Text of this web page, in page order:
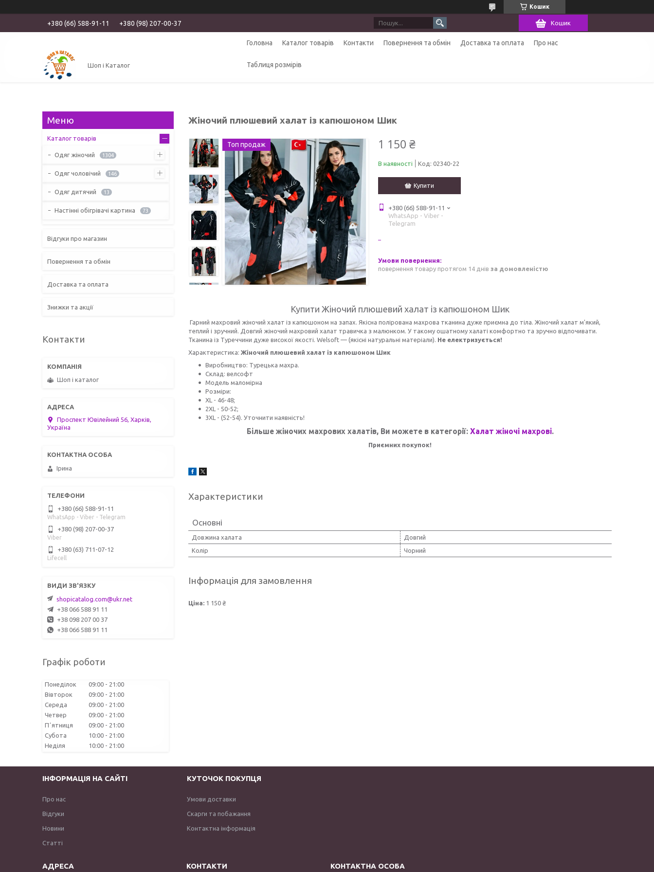
Кошик
+380 (66) 588-91-11 +380 (98) 207-00-37 Кошик
Шоп і Каталог
Головна Каталог товарів Контакти Повернення та обмін Доставка та оплата Про нас
Таблиця розмірів
Жіночий плюшевий халат із капюшоном Шик
Топ продаж 1 150 ₴
В наявності Код: 02340-22
Купити
+380 (66) 588-91-11
WhatsApp - Viber -
Telegram
повернення товару протягом 14 днів за домовленістю
Купити Жіночий плюшевий халат із капюшоном Шик
Гарний махровий жіночий халат із капюшоном на запах. Якісна полірована махрова тканина дуже приємна до тіла. Жіночий халат м'який,
теплий і зручний. Довгий жіночий махровий халат травичка з малюнком. У такому ошатному халаті комфортно та зручно відпочивати.
Тканина із Туреччини дуже високої якості. Welsoft — (якісні натуральні матеріали). Не електризується!
Характеристика: Жіночий плюшевий халат із капюшоном Шик
Виробництво: Турецька махра.
Склад: велсофт
Модель маломірна
Розміри:
XL - 46-48;
2XL - 50-52;
3XL - (52-54). Уточнити наявність!
Більшежіночих махрових халатів, Ви можете в категорії: Халат жіночі махрові.
Приємних покупок!
Характеристики
Основні
Довжина халата
Довгий
Колір
Чорний
Інформація для замовлення
Ціна: 1 150 ₴
Каталог товарів
Одяг жіночий 1304
Одяг чоловічий 146
Одяг дитячий 13
Настінні обігрівачі картина 73
Відгуки про магазин
Повернення та обмін
Доставка та оплата
Знижки та акції
Контакти
Шоп і каталог
Проспект Ювілейний 56, Харків,
Україна
Ірина
+380 (66) 588-91-11
WhatsApp - Viber - Telegram
+380 (98) 207-00-37
Viber
+380 (63) 711-07-12
Lifecell
shopicatalog.com@ukr.net
+38 066 588 91 11
+38 098 207 00 37
+38 066 588 91 11
Графік роботи
Понеділок 09:00
21:00
Вівторок
09:00
21:00
Середа
09:00
21:00
Четвер
09:00
21:00
Пʼятниця
09:00
21:00
Субота
10:00
21:00
Неділя
10:00 21:00
ІНФОРМАЦІЯ НА САЙТІ
Про нас
Відгуки
Новини
Статті
КУТОЧОК ПОКУПЦЯ
Умови доставки
Скарги та побажання
Контактна інформація